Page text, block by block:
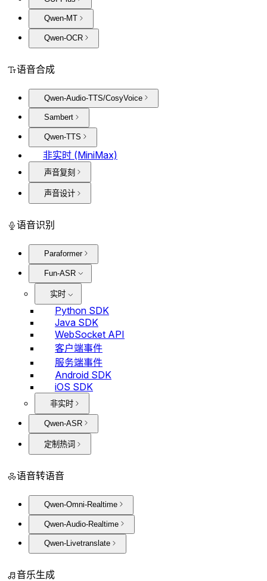
Qwen-MT
Qwen-OCR
语音合成
Qwen-Audio-TTS/CosyVoice
Sambert
Qwen-TTS
非实时 (MiniMax)
声音复刻
声音设计
语音识别
Paraformer
Fun-ASR
实时
Python SDK
Java SDK
WebSocket API
客户端事件
服务端事件
Android SDK
iOS SDK
非实时
Qwen-ASR
定制热词
语音转语音
Qwen-Omni-Realtime
Qwen-Audio-Realtime
Qwen-Livetranslate
音乐生成